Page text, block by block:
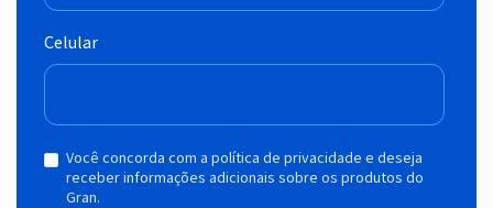
Celular
Você concorda com a política de privacidade e deseja
receber informações adicionais sobre os produtos do
Gran.